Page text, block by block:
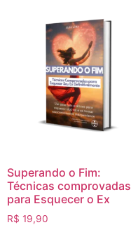
Superando o Fim:
Técnicas comprovadas
para Esquecer o Ex
R$ 19,90